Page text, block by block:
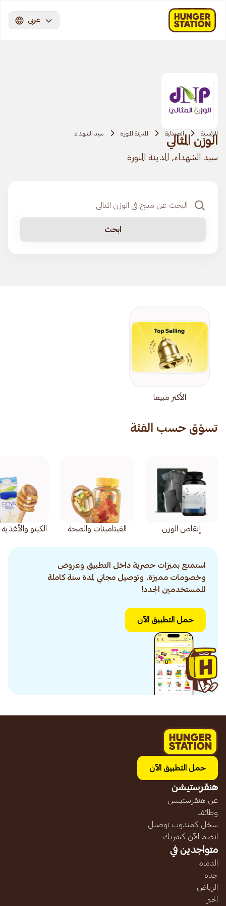
عربي
الرئيسية الصيدلية المدينة المنورة سيد الشهداء
الوزن المثالي
سيد الشهداء, المدينة المنورة
ابحث
الأكثر مبيعا
تسوّق حسب الفئة
إنقاص الوزن الفيتامينات والصحة الكيتو
استمتع بميزات حصرية داخل التطبيق وعروض
وخصومات مميزة. وتوصيل مجاني لمدة سنة كاملة
للمستخدمين الجدد!
حمل التطبيق الآن
حمل التطبيق الآن
هنقرستيشن
عن هنقرستيشن
وظائف
سجّل كمندوب توصيل
انضم الآن كشريك
متواجدين في
الدمام
جده
الرياض
الخبر